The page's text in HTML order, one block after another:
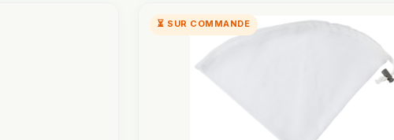
⏳ SUR COMMANDE